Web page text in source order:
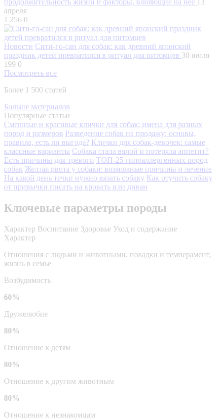
апреля
1 256 0
Новости Сити-го-сан для собак: как древний японский
праздник детей превратился в ритуал для питомцев 30 июля
199 0
Посмотреть все
Более 1 500 статей
Больше материалов
Популярные статьи
Смешные и красивые клички для собак: имена для разных
пород и размеров Разведение собак на продажу: основы,
правила, есть ли выгода? Клички для собак-девочек: самые
классные варианты Собака стала вялой и потеряла аппетит?
Есть причины для тревоги ТОП-25 гипоаллергенных пород
собак Желтая рвота у собаки: возможные причины и лечение
На какой день течки нужно вязать собаку Как отучить собаку
от привычки писать на кровать или диван
Ключевые параметры породы
Характер Воспитание Здоровье Уход и содержание
Характер
Отношения с людьми и животными, повадки и темперамент,
жизнь в семье
Возбудимость
60%
Дружелюбие
80%
Отношение к детям
80%
Отношение к другим животным
80%
Отношение к незнакомцам